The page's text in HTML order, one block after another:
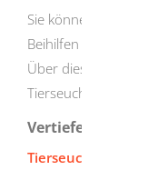
Sie können beim
Beihilfen beantragen.
Über diese Anträge
Tierseuchenkasse.
Vertiefende
Tierseuchenkasse